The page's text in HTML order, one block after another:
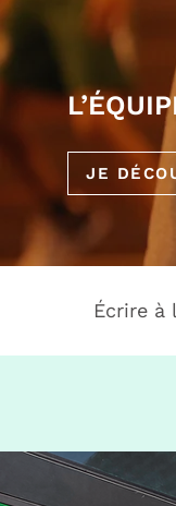
JE
Écrire à